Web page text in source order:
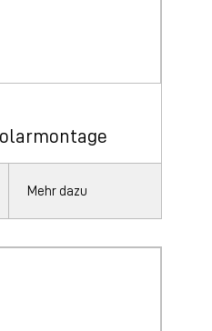
Mehr dazu